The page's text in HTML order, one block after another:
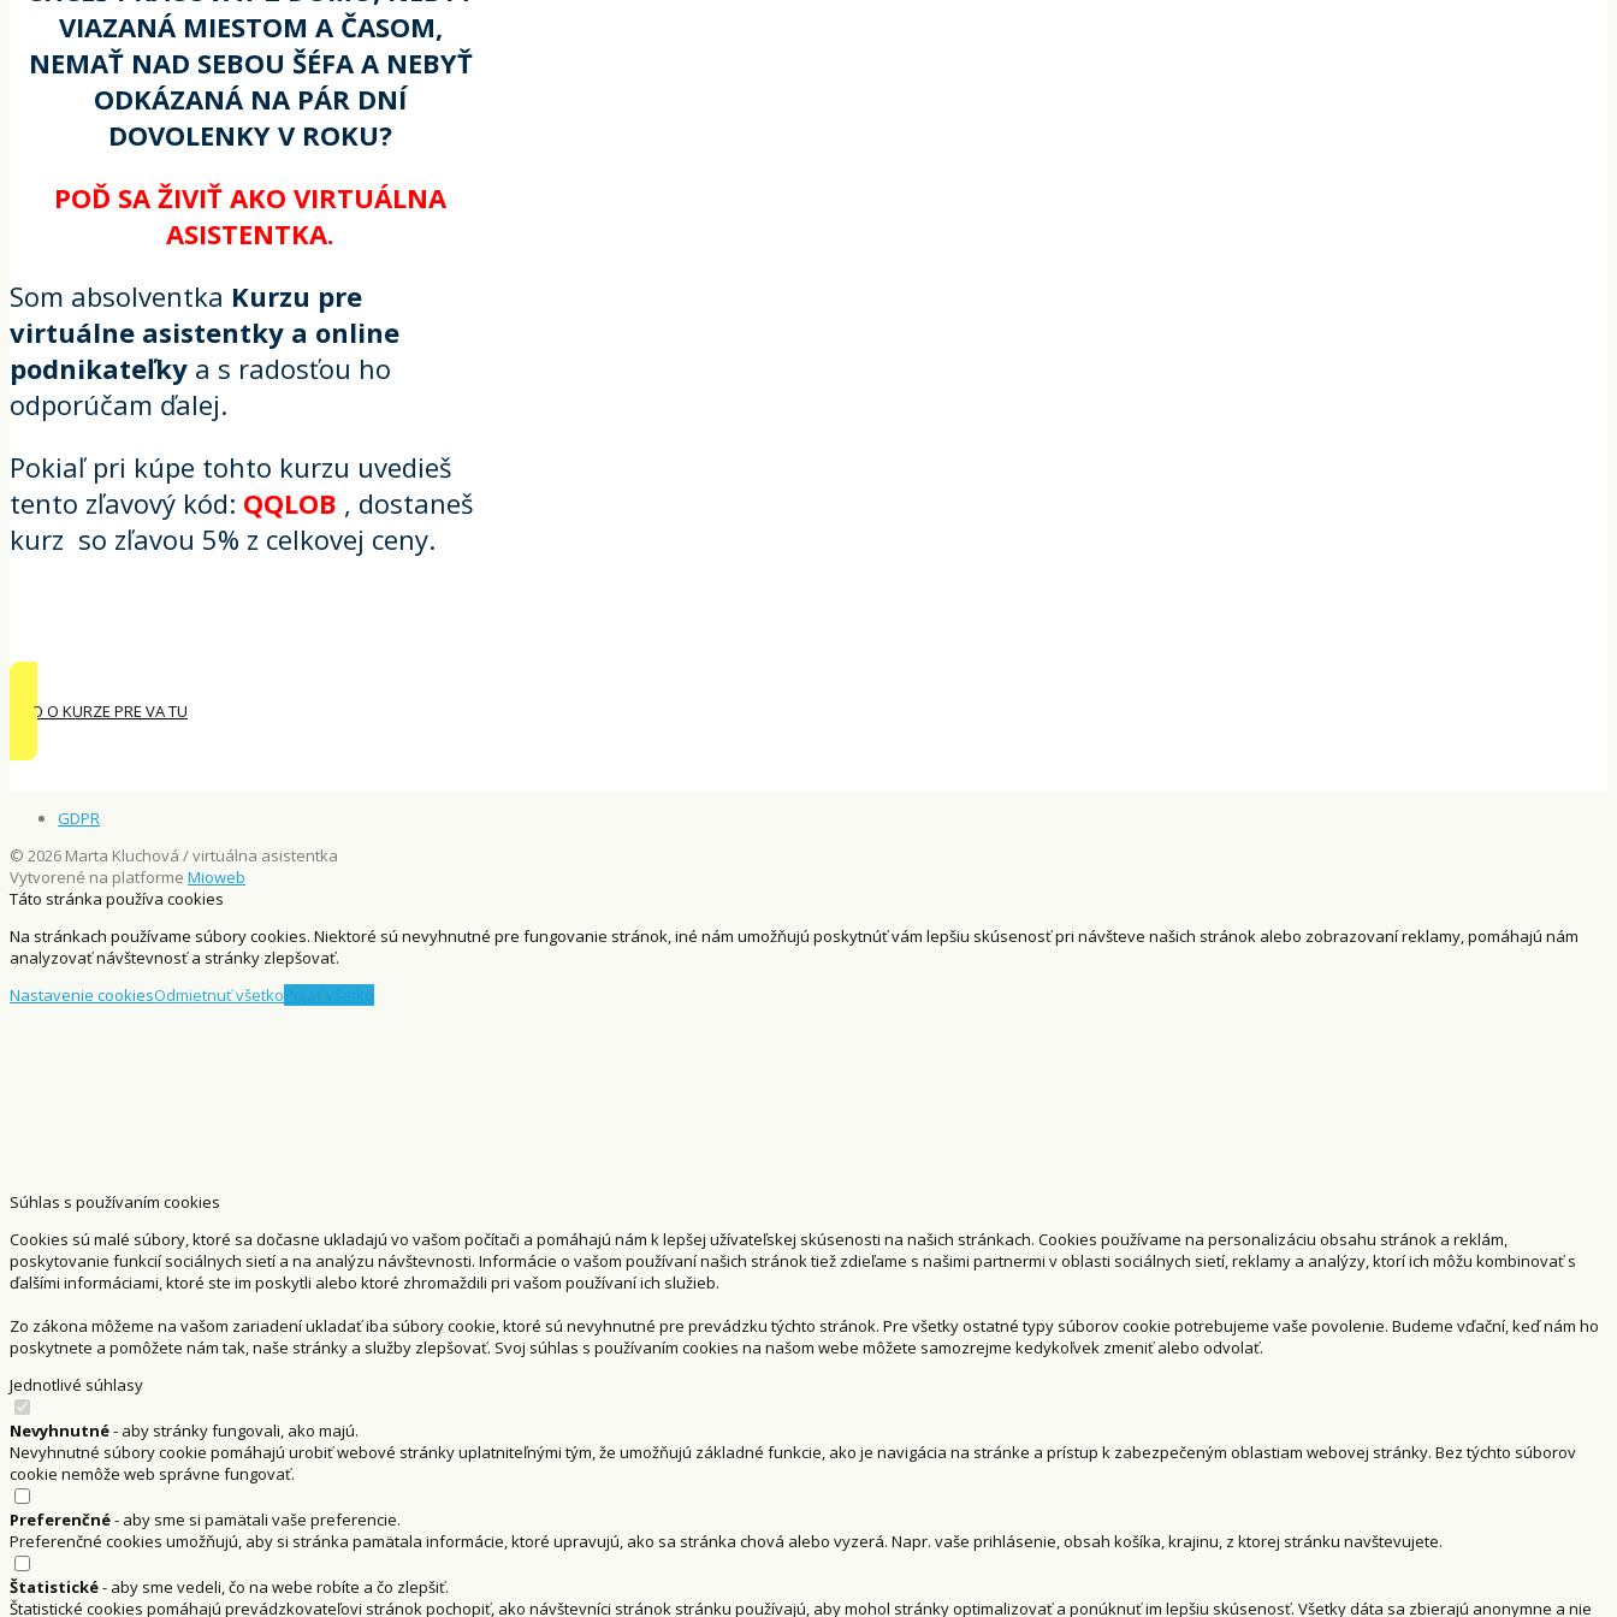
VIAZANÁ MIESTOM A ČASOM,
NEMAŤ NAD SEBOU ŠÉFA A NEBYŤ
ODKÁZANÁ NA PÁR DNÍ
DOVOLENKY V ROKU?
POĎ SA ŽIVIŤ AKO VIRTUÁLNA
ASISTENTKA.
Som absolventka Kurzu pre
virtuálne asistentky a online
podnikateľky a s radosťou ho
odporúčam ďalej.
Pokiaľ pri kúpe tohto kurzu uvedieš
tento zľavový kód: QQLOB , dostaneš
kurz so zľavou 5% z celkovej ceny.
INFO O KURZE PRE VA TU
GDPR
© 2026 Marta Kluchová / virtuálna asistentka
Vytvorené na platforme Mioweb
Táto stránka používa cookies
Na stránkach používame súbory cookies. Niektoré sú nevyhnutné pre fungovanie stránok, iné nám umožňujú poskytnúť vám lepšiu skúsenosť pri návšteve našich stránok alebo zobrazovaní reklamy, pomáhajú nám
analyzovať návštevnosť a stránky zlepšovať.
Nastavenie cookiesOdmietnuť všetko
Súhlas s používaním cookies
Cookies sú malé súbory, ktoré sa dočasne ukladajú vo vašom počítači a pomáhajú nám k lepšej užívateľskej skúsenosti na našich stránkach. Cookies používame na personalizáciu obsahu stránok a reklám,
poskytovanie funkcií sociálnych sietí a na analýzu návštevnosti. Informácie o vašom používaní našich stránok tiež zdieľame s našimi partnermi v oblasti sociálnych sietí, reklamy a analýzy, ktorí ich môžu kombinovať s
ďalšími informáciami, ktoré ste im poskytli alebo ktoré zhromaždili pri vašom používaní ich služieb.
Zo zákona môžeme na vašom zariadení ukladať iba súbory cookie, ktoré sú nevyhnutné pre prevádzku týchto stránok. Pre všetky ostatné typy súborov cookie potrebujeme vaše povolenie. Budeme vďační, keď nám ho
poskytnete a pomôžete nám tak, naše stránky a služby zlepšovať. Svoj súhlas s používaním cookies na našom webe môžete samozrejme kedykoľvek zmeniť alebo odvolať.
Jednotlivé súhlasy
Nevyhnutné- aby stránky fungovali, ako majú.
Nevyhnutné súbory cookie pomáhajú urobiť webové stránky uplatniteľnými tým, že umožňujú základné funkcie, ako je navigácia na stránke a prístup k zabezpečeným oblastiam webovej stránky. Bez týchto súborov
cookie nemôže web správne fungovať.
Preferenčné- aby sme si pamätali vaše preferencie.
Preferenčné cookies umožňujú, aby si stránka pamätala informácie, ktoré upravujú, ako sa stránka chová alebo vyzerá. Napr. vaše prihlásenie, obsah košíka, krajinu, z ktorej stránku navštevujete.
Štatistické- aby sme vedeli, čo na webe robíte a čo zlepšiť.
Štatistické cookies pomáhajú prevádzkovateľovi stránok pochopiť, ako návštevníci stránok stránku používajú, aby mohol stránky optimalizovať a ponúknuť im lepšiu skúsenosť. Všetky dáta sa zbierajú anonymne a nie